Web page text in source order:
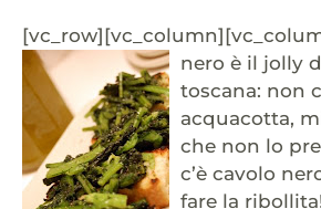
nero è il jolly
toscana: non
acquacotta,
che non lo
c’è cavolo
fare la